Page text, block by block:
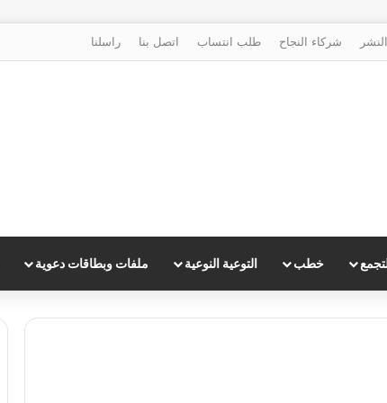
شركاء النجاح طلب انتساب اتصل بنا راسلنا
خطب التوعية النوعية ملفات وبطاقات دعوية